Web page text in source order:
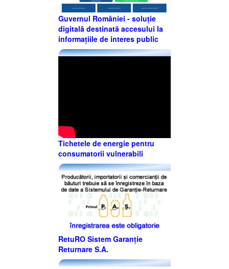
Guvernul României - soluție
digitală destinată accesului la
informațiile de interes public
Tichetele de energie pentru
consumatorii vulnerabili
RetuRO Sistem Garanție
Returnare S.A.